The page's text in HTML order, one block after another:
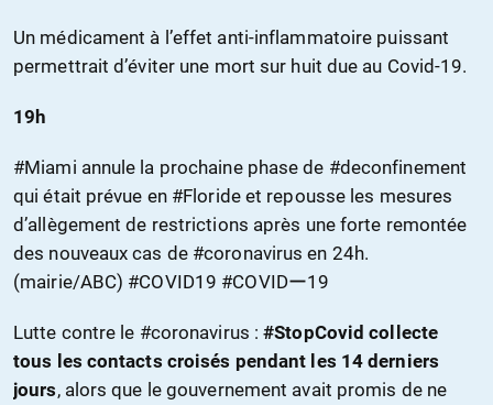
Un médicament à l’effet anti-inflammatoire puissant
permettrait d’éviter une mort sur huit due au Covid-19.
19h
#Miami annule la prochaine phase de #deconfinement
qui était prévue en #Floride et repousse les mesures
d’allègement de restrictions après une forte remontée
des nouveaux cas de #coronavirus en 24h.
(mairie/ABC) #COVID19 #COVIDー19
Lutte contre le #coronavirus :#StopCovid collecte
tous les contacts croisés pendant les 14 derniers
jours, alors que le gouvernement avait promis de ne